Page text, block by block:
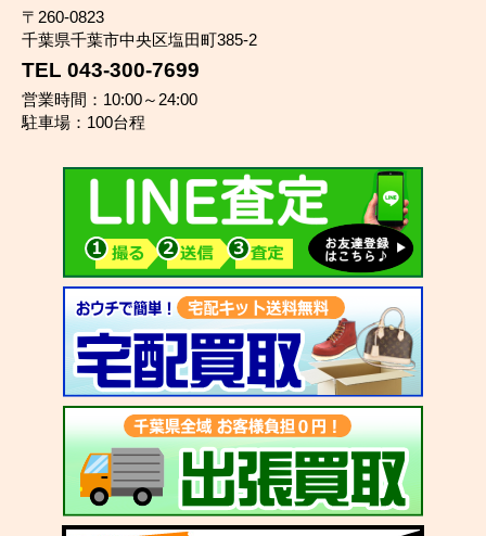
〒260-0823
千葉県千葉市中央区塩田町385-2
TEL 043-300-7699
営業時間：10:00～24:00
駐車場：100台程